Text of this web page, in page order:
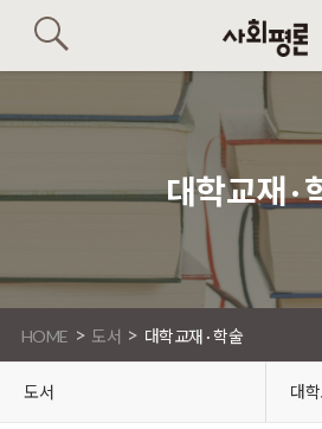
대학교재 ·
HOME > 도서 > 대학교재 · 학술
도서 대